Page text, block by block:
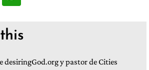
desiringGod.org y pastor de Cities